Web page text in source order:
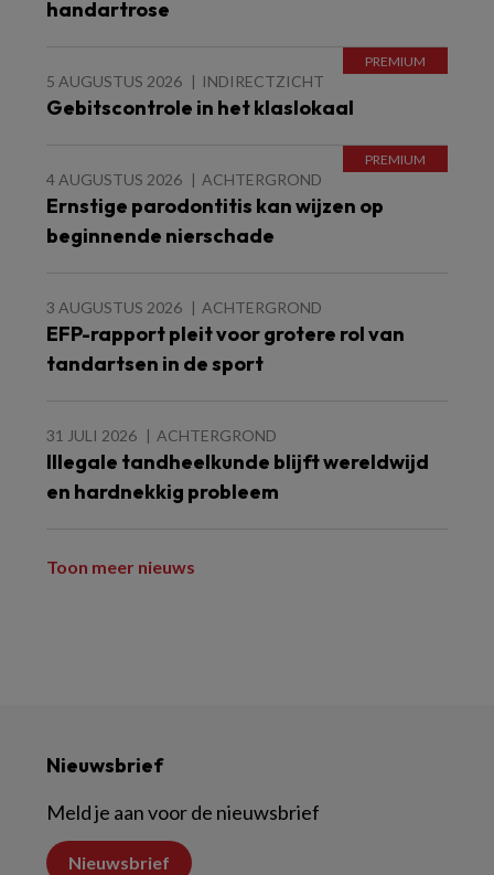
handartrose
5 AUGUSTUS 2026 INDIRECTZICHT
Gebitscontrole in het klaslokaal
4 AUGUSTUS 2026 ACHTERGROND
Ernstige parodontitis kan wijzen op
beginnende nierschade
3 AUGUSTUS 2026 ACHTERGROND
EFP-rapport pleit voor grotere rol van
tandartsen in de sport
31 JULI 2026 ACHTERGROND
Illegale tandheelkunde blijft wereldwijd
en hardnekkig probleem
Toon meer nieuws
Nieuwsbrief
Meld je aan voor de nieuwsbrief
Nieuwsbrief